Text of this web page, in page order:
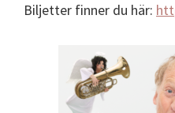
Biljetter finner du här: